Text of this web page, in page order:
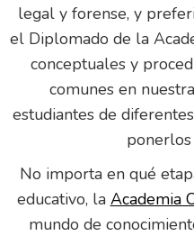
legal y forense, y
el Diplomado de la
conceptuales y
comunes en
estudiantes de
ponerlos
No importa en qué
educativo, la Academia
mundo de